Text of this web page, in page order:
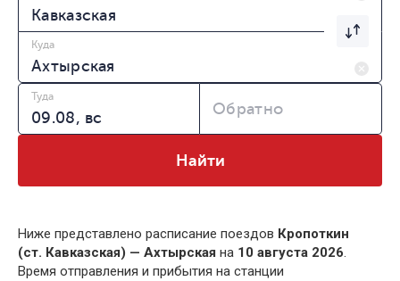
Куда
Туда
Обратно
Найти
Ниже представлено расписание поездов Кропоткин
(ст. Кавказская) — Ахтырская на 10 августа 2026.
Время отправления и прибытия на станции